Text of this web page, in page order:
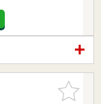
お気に入
りに追加